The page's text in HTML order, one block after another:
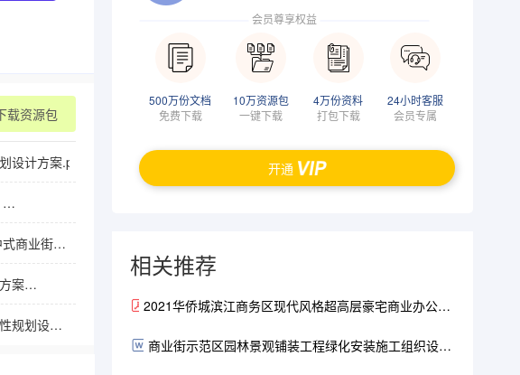
载资源包
设计方案.pdf
页）.pdf
商业街、
.pdf
案
划设计方案
会员尊享权益
500万份文档
免费下载
10万资源包
一键下载
4万份资料
打包下载
24小时客服
会员专属
开通
相关推荐
2021华侨城滨江商务区现代风格超高层豪宅商业办公商
商业街示范区园林景观铺装工程绿化安装施工组织设计